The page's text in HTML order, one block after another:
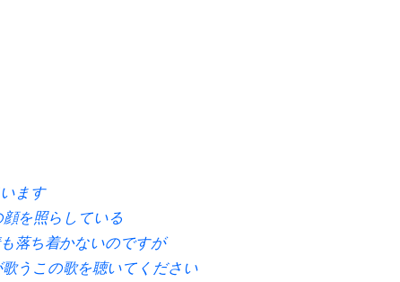
ます
を照らしている
落ち着かないのですが
うこの歌を聴いてください